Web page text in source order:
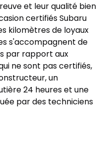
et leur qualité bien
certifiés Subaru
kilomètres de loyaux
s'accompagnent de
par rapport aux
ne sont pas certifiés,
un
24 heures et une
par des techniciens